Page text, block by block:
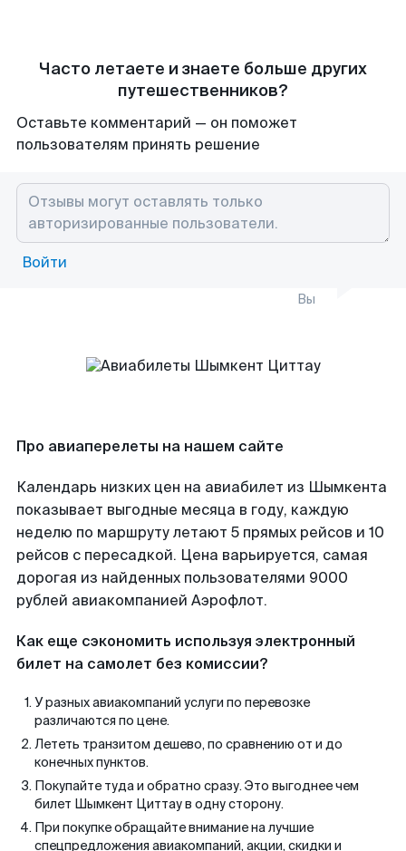
Часто летаете и знаете больше других
путешественников?
Оставьте комментарий — он поможет
пользователям принять решение
Войти
Вы
Про авиаперелеты на нашем сайте
Календарь низких цен на авиабилет из Шымкента
показывает выгодные месяца в году, каждую
неделю по маршруту летают 5 прямых рейсов и 10
рейсов с пересадкой. Цена варьируется, самая
дорогая из найденных пользователями 9000
рублей авиакомпанией Аэрофлот.
Как еще сэкономить используя электронный
билет на самолет без комиссии?
У разных авиакомпаний услуги по перевозке
различаются по цене.
Лететь транзитом дешево, по сравнению от и до
конечных пунктов.
Покупайте туда и обратно сразу. Это выгоднее чем
билет Шымкент Циттау в одну сторону.
При покупке обращайте внимание на лучшие
спецпредложения авиакомпаний, акции, скидки и